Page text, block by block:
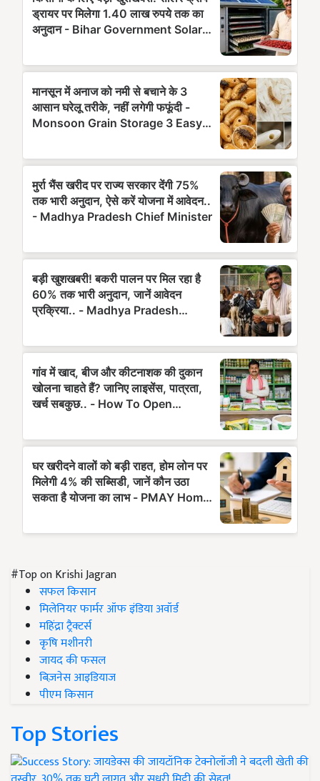
#Top on Krishi Jagran
सफल किसान
मिलेनियर फार्मर ऑफ इंडिया अवॉर्ड
महिंद्रा ट्रैक्टर्स
कृषि मशीनरी
जायद की फसल
बिज़नेस आइडियाज
पीएम किसान
Top Stories